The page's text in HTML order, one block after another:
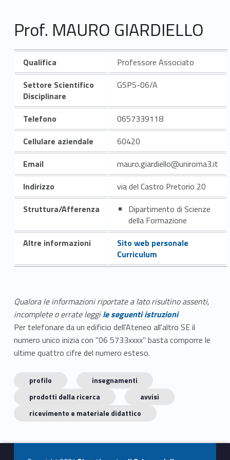
Prof. MAURO GIARDIELLO
Qualifica
Professore Associato
Settore Scientifico
Disciplinare
GSPS-06/A
Telefono
0657339118
Cellulare aziendale
60420
Email
mauro.giardiello@uniroma3.it
Indirizzo
via del Castro Pretorio 20
Struttura/Afferenza
Dipartimento di Scienze
della Formazione
Altre informazioni
Sito web personale
Curriculum
Qualora le informazioni riportate a lato risultino assenti,
incomplete o errate leggile seguenti istruzioni
Per telefonare da un edificio dell'Ateneo all'altro SE il
numero unico inizia con "06 5733xxxx" basta comporre le
ultime quattro cifre del numero esteso.
profilo
insegnamenti
prodotti della ricerca
avvisi
ricevimento e materiale didattico